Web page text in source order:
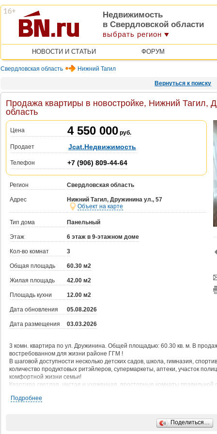
Недвижимость
в Свердловской области
выбрать регион
НОВОСТИ И СТАТЬИ ФОРУМ
Свердловская область Нижний Тагил
Вернуться к поиску
Продажа квартиры в новостройке, Нижний Тагил,
область
Цена 4 550 000 руб.
Продает Jcat.Недвижимость
Телефон +7 (906) 809-44-64
Регион Свердловская область
Адрес
Нижний Тагил, Дружинина ул., 57
Объект на карте
Тип дома Панельный
Этаж 6 этаж в 9-этажном доме
Кол-во комнат 3
Общая площадь 60.30 м2
Жилая площадь 42.00 м2
Площадь кухни 12.00 м2
Дата обновления 05.08.2026
Дата размещения 03.03.2026
3 комн. квартира по ул. Дружинина. Общей площадью: 60.30 кв. м. В
востребованном для жизни районе ГГМ !
В шаговой доступности несколько детских садов, школа, гимназия,
количество продуктовых ритэйлеров, супермаркеты, аптеки, участок
комфортной жизни семьи!
Квартира светлая, чистая и ухоженная, просторные комнаты
вкусных обедов и ужинов, и встрече желанных гостей за большим столом!
Дом обслуживается добросовестной управляющей компанией, это
Подробнее
Поделиться…